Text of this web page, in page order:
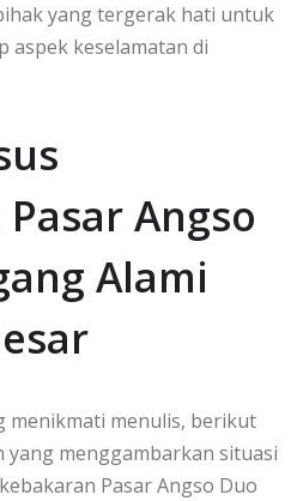
yang tergerak hati untuk
aspek keselamatan di
Angso
Alami
menikmati menulis, berikut
yang menggambarkan situasi
Pasar Angso Duo